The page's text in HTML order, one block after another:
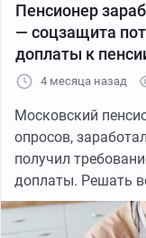
Пенсионер
— соцзащита
доплаты к
4 месяца назад
Московский
опросов,
получил
доплаты. Решать